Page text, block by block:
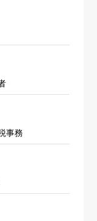
事務